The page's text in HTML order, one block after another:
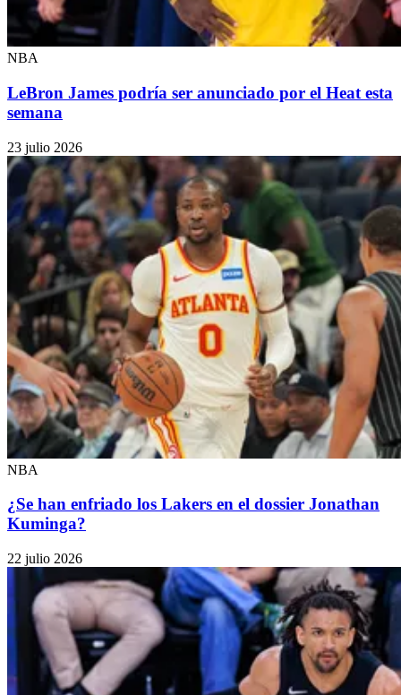
NBA
LeBron James podría ser anunciado por el Heat esta
semana
23 julio 2026
NBA
¿Se han enfriado los Lakers en el dossier Jonathan
Kuminga?
22 julio 2026